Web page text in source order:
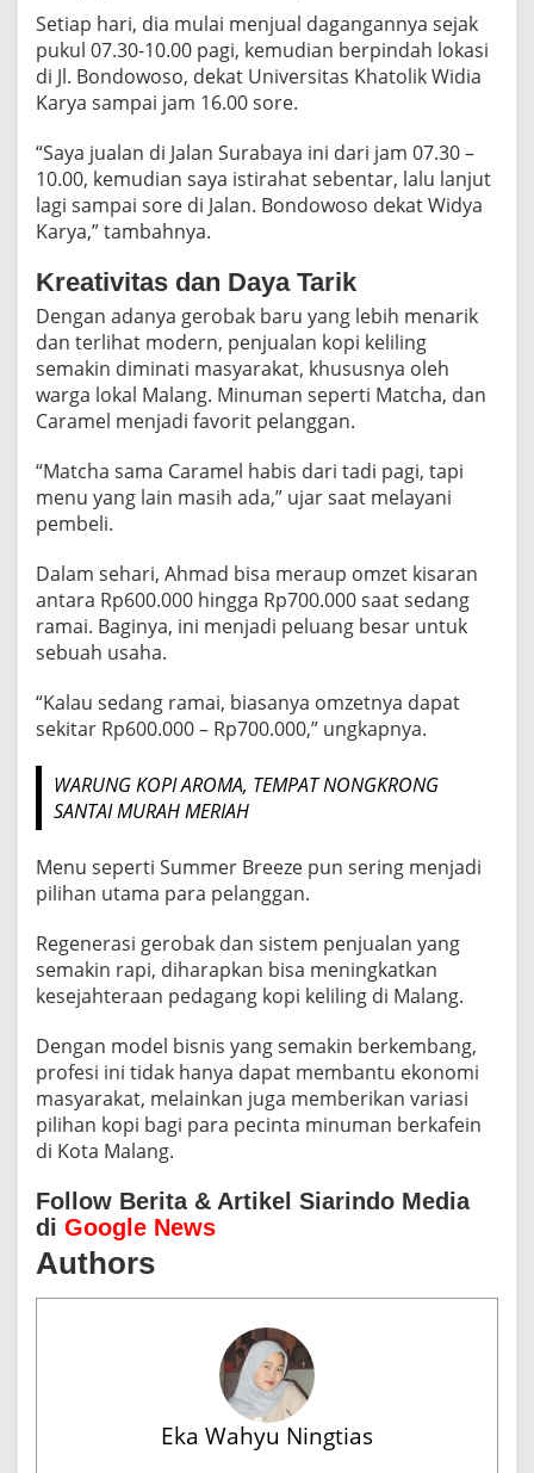
Setiap hari, dia mulai menjual dagangannya sejak
pukul 07.30-10.00 pagi, kemudian berpindah lokasi
di Jl. Bondowoso, dekat Universitas Khatolik Widia
Karya sampai jam 16.00 sore.
“Saya jualan di Jalan Surabaya ini dari jam 07.30 –
10.00, kemudian saya istirahat sebentar, lalu lanjut
lagi sampai sore di Jalan. Bondowoso dekat Widya
Karya,” tambahnya.
Kreativitas dan Daya Tarik
Dengan adanya gerobak baru yang lebih menarik
dan terlihat modern, penjualan kopi keliling
semakin diminati masyarakat, khususnya oleh
warga lokal Malang. Minuman seperti Matcha, dan
Caramel menjadi favorit pelanggan.
“Matcha sama Caramel habis dari tadi pagi, tapi
menu yang lain masih ada,” ujar saat melayani
pembeli.
Dalam sehari, Ahmad bisa meraup omzet kisaran
antara Rp600.000 hingga Rp700.000 saat sedang
ramai. Baginya, ini menjadi peluang besar untuk
sebuah usaha.
“Kalau sedang ramai, biasanya omzetnya dapat
sekitar Rp600.000 – Rp700.000,” ungkapnya.
WARUNG KOPI AROMA, TEMPAT NONGKRONG
SANTAI MURAH MERIAH
Menu seperti Summer Breeze pun sering menjadi
pilihan utama para pelanggan.
Regenerasi gerobak dan sistem penjualan yang
semakin rapi, diharapkan bisa meningkatkan
kesejahteraan pedagang kopi keliling di Malang.
Dengan model bisnis yang semakin berkembang,
profesi ini tidak hanya dapat membantu ekonomi
masyarakat, melainkan juga memberikan variasi
pilihan kopi bagi para pecinta minuman berkafein
di Kota Malang.
Follow Berita & Artikel Siarindo Media
di Google News
Authors
Eka Wahyu Ningtias